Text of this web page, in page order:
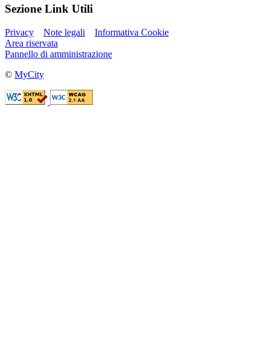
Sezione Link Utili
Privacy Note legali
Informativa Cookie
Area riservata
Pannello di amministrazione
© MyCity